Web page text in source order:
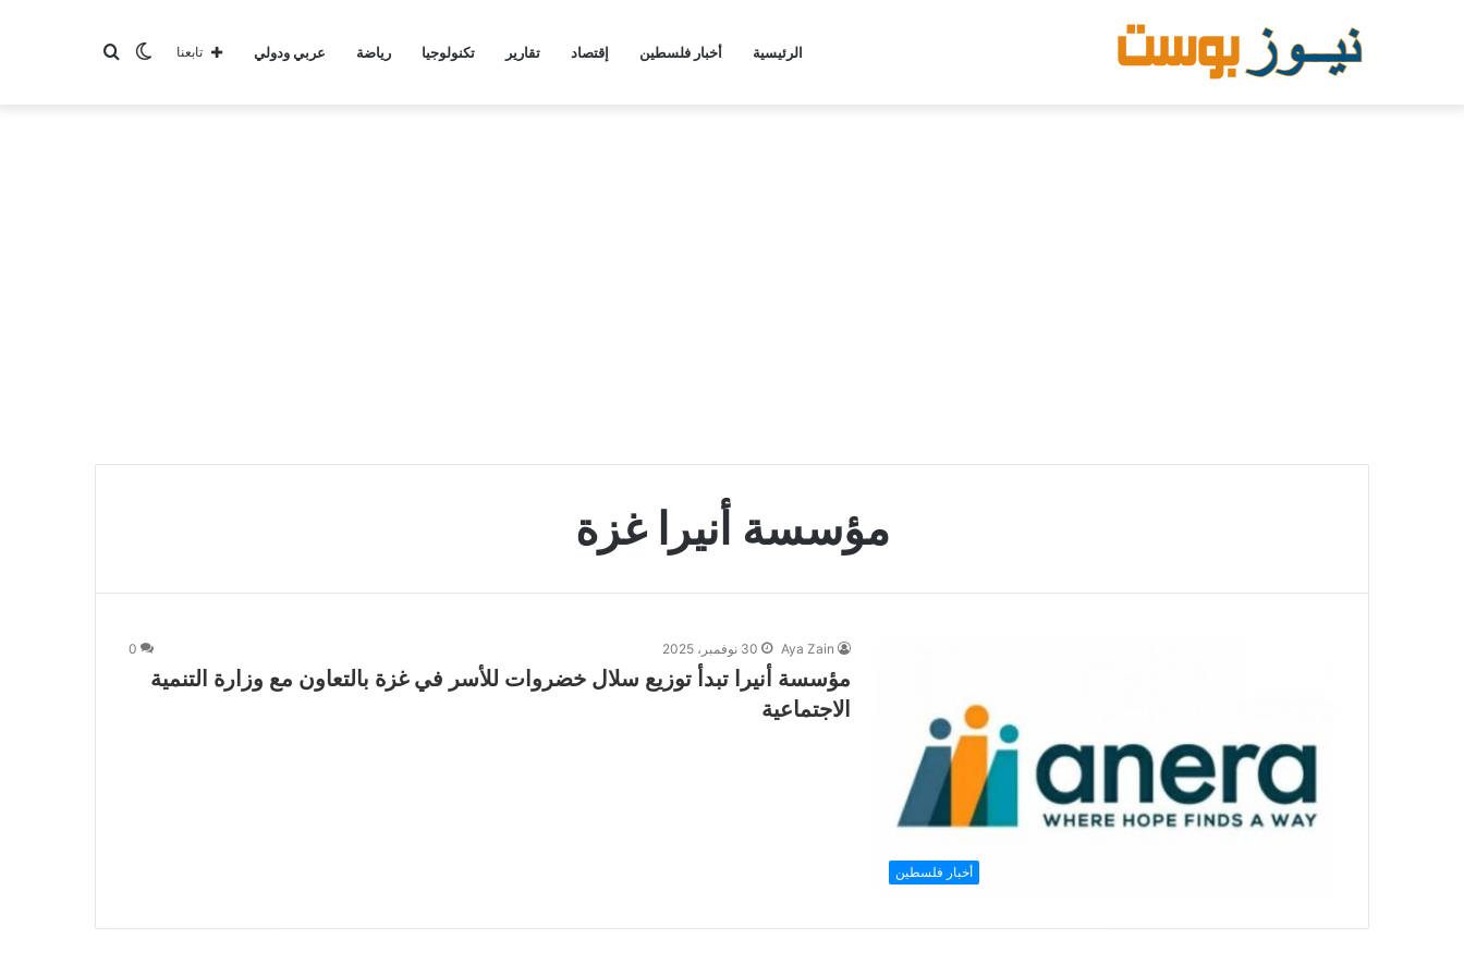
الرئيسية أخبار فلسطين إقتصاد تقارير تكنولوجيا رياضة عربي ودولي بحثالوضع تابعنا
مؤسسة أنيرا غزة
أخبار فلسطين
Aya Zain 30 نوفمبر، 2025 0
مؤسسة أنيرا تبدأ توزيع سلال خضروات للأسر في غزة بالتعاون مع وزارة التنمية
الاجتماعية